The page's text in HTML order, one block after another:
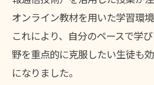
オンライン教材を用いた学習環
これにより、自分のペースで学
野を重点的に克服したい生徒も
になりました。